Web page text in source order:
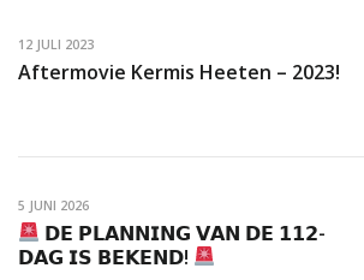
12 JULI 2023
Aftermovie Kermis Heeten – 2023!
5 JUNI 2026
𝗗𝗘 𝗣𝗟𝗔𝗡𝗡𝗜𝗡𝗚 𝗩𝗔𝗡 𝗗𝗘 𝟭𝟭𝟮-
𝗗𝗔𝗚 𝗜𝗦 𝗕𝗘𝗞𝗘𝗡𝗗!